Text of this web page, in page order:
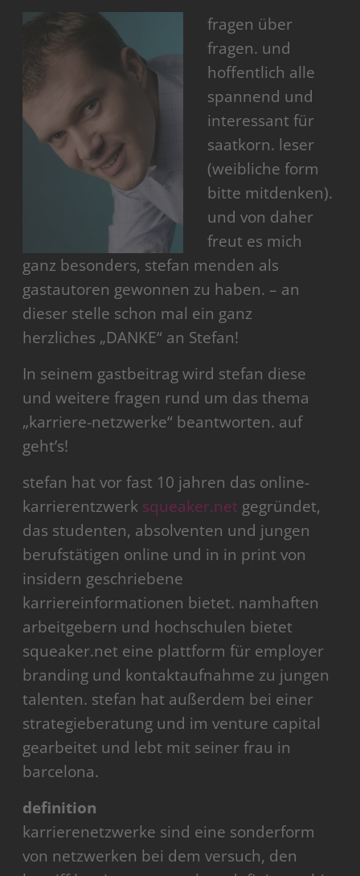
fragen über
fragen. und
hoffentlich alle
spannend und
interessant für
saatkorn. leser
(weibliche form
bitte mitdenken).
und von daher
freut es mich
ganz besonders, stefan menden als
gastautoren gewonnen zu haben. – an
dieser stelle schon mal ein ganz
herzliches „DANKE“ an Stefan!
In seinem gastbeitrag wird stefan diese
und weitere fragen rund um das thema
„karriere-netzwerke“ beantworten. auf
geht’s!
stefan hat vor fast 10 jahren das online-
karrierentzwerk squeaker.net gegründet,
das studenten, absolventen und jungen
berufstätigen online und in in print von
insidern geschriebene
karriereinformationen bietet. namhaften
arbeitgebern und hochschulen bietet
squeaker.net eine plattform für employer
branding und kontaktaufnahme zu jungen
talenten. stefan hat außerdem bei einer
strategieberatung und im venture capital
gearbeitet und lebt mit seiner frau in
barcelona.
definition
karrierenetzwerke sind eine sonderform
von netzwerken bei dem versuch, den